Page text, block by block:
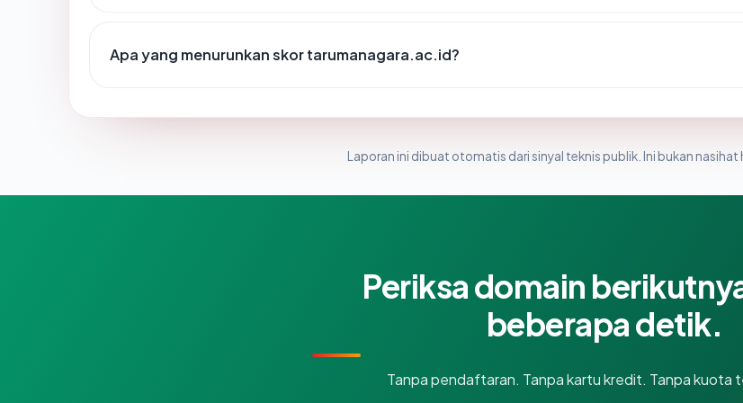
Apa yang menurunkan skor tarumanagara.ac.id?
Laporan ini dibuat otomatis dari sinyal teknis publik. Ini bukan nasihat
Periksa domain
beberapa detik.
Tanpa pendaftaran. Tanpa kartu kredit. Tanpa kuota